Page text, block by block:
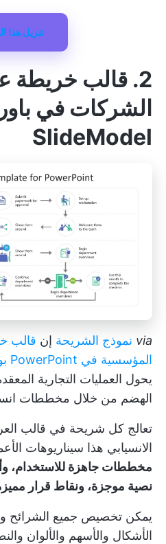
تنزيل هذا
2. قالب خريطة
الشركات في
SlideModel
via نموذج الشريحة إن قالب
المؤسسية في PowerPoint بواسطة SlideModel
يحول العمليات التجارية
الهضم من خلال مخططات
تعالج كل شريحة في قالب
الانسيابي هذا سيناريوهات
مخططات جاهزة للاستخدام،
نصية موجزة، ونقاط قرار
يمكن تخصيص جميع الشرائح
الأشكال والأسهم والألوان